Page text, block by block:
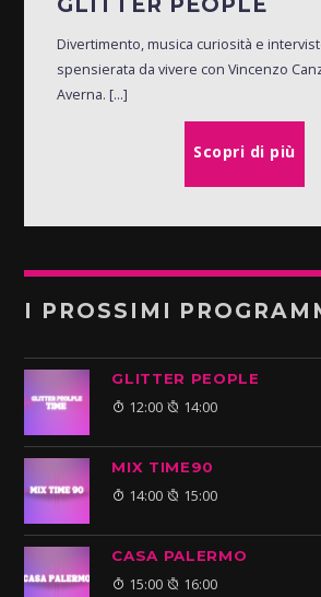
Divertimento, musica curiosità e
spensierata da vivere con Vincenzo
Averna. [...]
Scopri di più
I PROSSIMI
GLITTER PEOPLE
12:00 14:00
MIX TIME90
14:00 15:00
CASA PALERMO
15:00 16:00